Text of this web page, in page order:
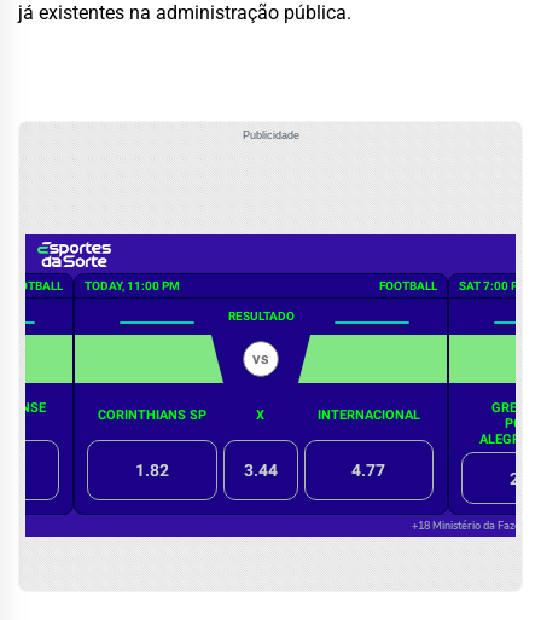
já existentes na administração pública.
Publicidade